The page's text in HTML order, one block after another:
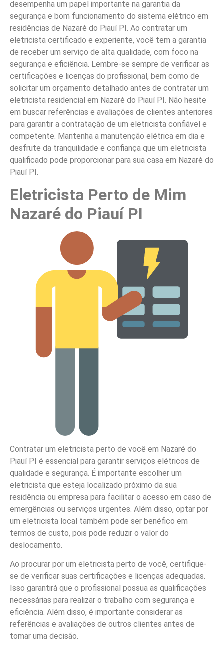
desempenha um papel importante na garantia da
segurança e bom funcionamento do sistema elétrico em
residências de Nazaré do Piauí PI. Ao contratar um
eletricista certificado e experiente, você tem a garantia
de receber um serviço de alta qualidade, com foco na
segurança e eficiência. Lembre-se sempre de verificar as
certificações e licenças do profissional, bem como de
solicitar um orçamento detalhado antes de contratar um
eletricista residencial em Nazaré do Piauí PI. Não hesite
em buscar referências e avaliações de clientes anteriores
para garantir a contratação de um eletricista confiável e
competente. Mantenha a manutenção elétrica em dia e
desfrute da tranquilidade e confiança que um eletricista
qualificado pode proporcionar para sua casa em Nazaré do
Piauí PI.
Eletricista Perto de Mim
Nazaré do Piauí PI
Contratar um eletricista perto de você em Nazaré do
Piauí PI é essencial para garantir serviços elétricos de
qualidade e segurança. É importante escolher um
eletricista que esteja localizado próximo da sua
residência ou empresa para facilitar o acesso em caso de
emergências ou serviços urgentes. Além disso, optar por
um eletricista local também pode ser benéfico em
termos de custo, pois pode reduzir o valor do
deslocamento.
Ao procurar por um eletricista perto de você, certifique-
se de verificar suas certificações e licenças adequadas.
Isso garantirá que o profissional possua as qualificações
necessárias para realizar o trabalho com segurança e
eficiência. Além disso, é importante considerar as
referências e avaliações de outros clientes antes de
tomar uma decisão.